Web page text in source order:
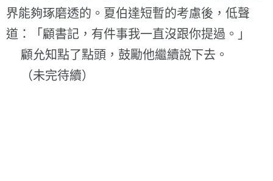
界能夠琢磨透的。夏伯達短暫的考慮後，低聲
道：「顧書記，有件事我一直沒跟你提過。」
顧允知點了點頭，鼓勵他繼續說下去。
（未完待續）